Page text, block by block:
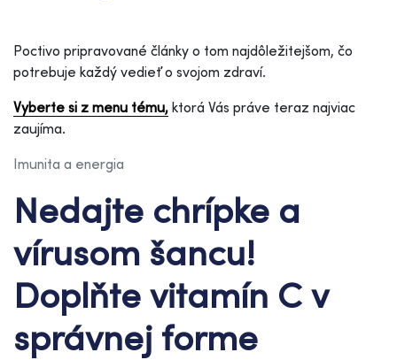
Poctivo pripravované články o tom najdôležitejšom, čo
potrebuje každý vedieť o svojom zdraví.
Vyberte si z menu tému, ktorá Vás práve teraz najviac
zaujíma.
Imunita a energia
Nedajte chrípke a
vírusom šancu!
Doplňte vitamín C v
správnej forme